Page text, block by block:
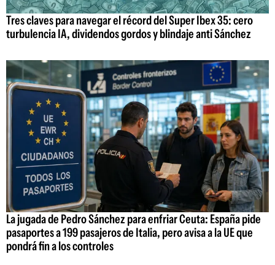
Tres claves para navegar el récord del Super Ibex 35: cero
turbulencia IA, dividendos gordos y blindaje anti Sánchez
La jugada de Pedro Sánchez para enfriar Ceuta: España pide
pasaportes a 199 pasajeros de Italia, pero avisa a la UE que
pondrá fin a los controles